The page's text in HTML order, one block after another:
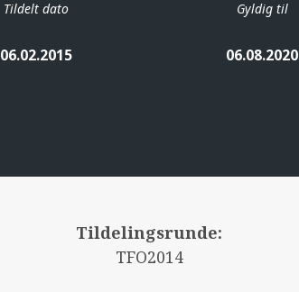
Tildelt dato
06.02.2015
Gyldig til
06.08.2020
Tildelingsrunde:
TFO2014